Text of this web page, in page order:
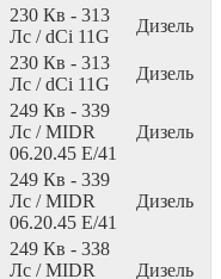
230 Кв - 313
Лс / dCi 11G
Дизель
230 Кв - 313
Лс / dCi 11G
Дизель
249 Кв - 339
Лс / MIDR
06.20.45 E/41
Дизель
249 Кв - 339
Лс / MIDR
06.20.45 E/41
Дизель
249 Кв - 338
Лс / MIDR Дизель